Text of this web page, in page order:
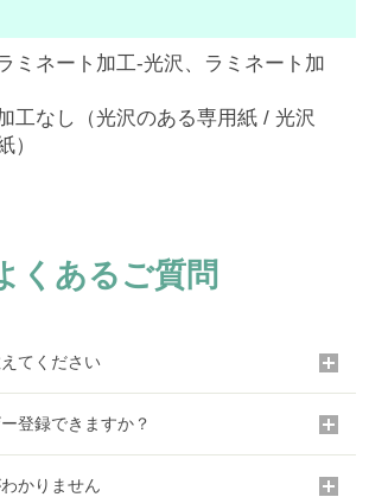
ミネート加工-光沢、ラミネート加
工なし（光沢のある専用紙 / 光沢
）
くあるご質問
てください
登録できますか？
かりません